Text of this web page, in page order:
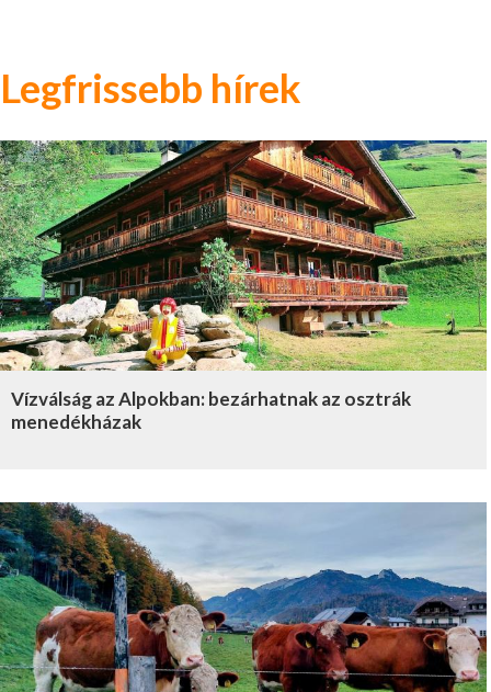
Legfrissebb hírek
Vízválság az Alpokban: bezárhatnak az osztrák
menedékházak